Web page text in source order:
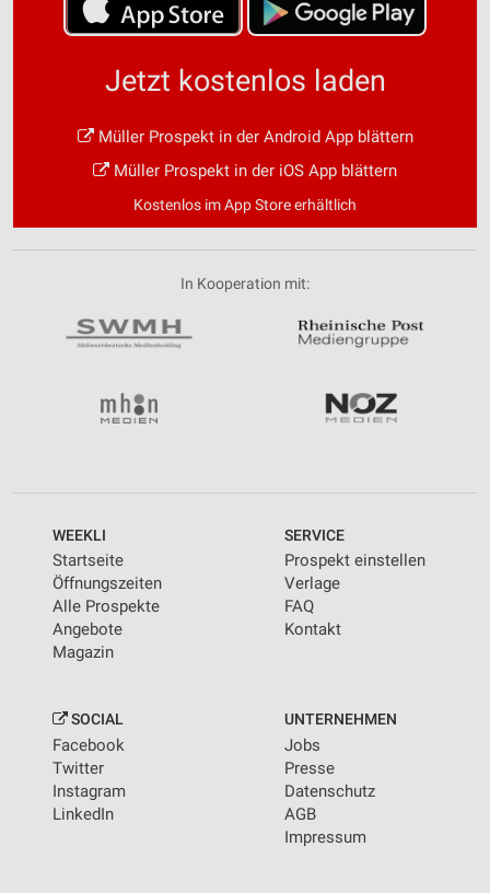
Jetzt kostenlos laden
Müller Prospekt in der Android App blättern
Müller Prospekt in der iOS App blättern
Kostenlos im App Store erhältlich
In Kooperation mit:
WEEKLI
Startseite
Öffnungszeiten
Alle Prospekte
Angebote
Magazin
SERVICE
Prospekt einstellen
Verlage
FAQ
Kontakt
SOCIAL
Facebook
Twitter
Instagram
LinkedIn
UNTERNEHMEN
Jobs
Presse
Datenschutz
AGB
Impressum